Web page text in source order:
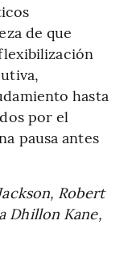
de que
hasta
por el
pausa antes
Robert
Dhillon Kane,